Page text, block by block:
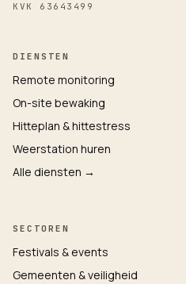
KVK 63643499
DIENSTEN
Remote monitoring
On-site bewaking
Hitteplan & hittestress
Weerstation huren
Alle diensten →
SECTOREN
Festivals & events
Gemeenten & veiligheid